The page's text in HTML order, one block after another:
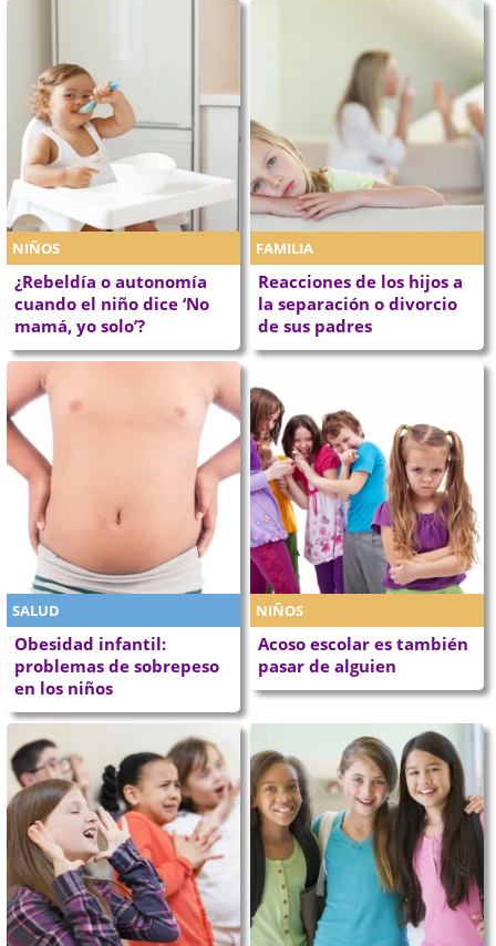
NIÑOS
¿Rebeldía o autonomía
cuando el niño dice ‘No
mamá, yo solo’?
FAMILIA
Reacciones de los hijos a
la separación o divorcio
de sus padres
SALUD
Obesidad infantil:
problemas de sobrepeso
en los niños
NIÑOS
Acoso escolar es también
pasar de alguien